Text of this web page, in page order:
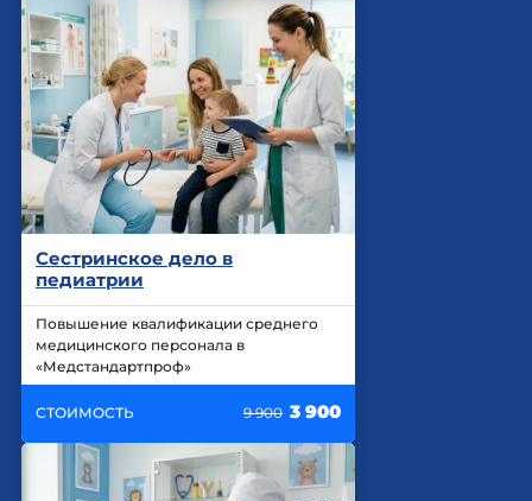
Сестринское дело в
педиатрии
Повышение квалификации среднего
медицинского персонала в
«Медстандартпроф»
СТОИМОСТЬ 9 900 3 900